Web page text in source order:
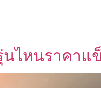
ไหนราคาแ